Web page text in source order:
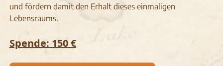
und fördern damit den Erhalt dieses einmaligen
Lebensraums.
Spende: 150 €